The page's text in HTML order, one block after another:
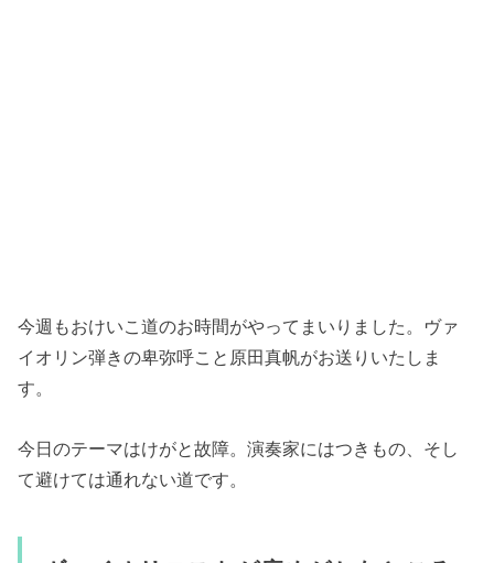
今週もおけいこ道のお時間がやってまいりました。ヴァ
イオリン弾きの卑弥呼こと原田真帆がお送りいたしま
す。
今日のテーマはけがと故障。演奏家にはつきもの、そし
て避けては通れない道です。